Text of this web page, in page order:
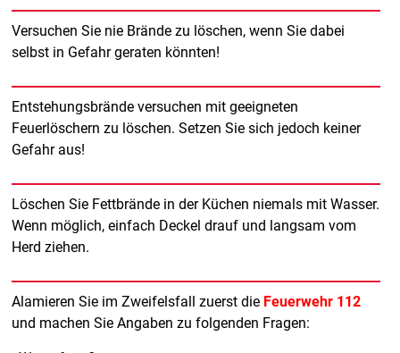
Versuchen Sie nie Brände zu löschen, wenn Sie dabei
selbst in Gefahr geraten könnten!
Entstehungsbrände versuchen mit geeigneten
Feuerlöschern zu löschen. Setzen Sie sich jedoch keiner
Gefahr aus!
Löschen Sie Fettbrände in der Küchen niemals mit Wasser.
Wenn möglich, einfach Deckel drauf und langsam vom
Herd ziehen.
Alamieren Sie im Zweifelsfall zuerst die Feuerwehr 112
und machen Sie Angaben zu folgenden Fragen: